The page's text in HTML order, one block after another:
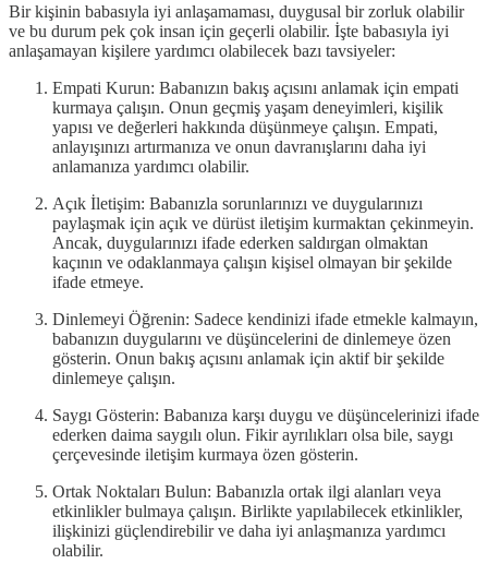
Bir kişinin babasıyla iyi anlaşamaması, duygusal bir zorluk olabilir
ve bu durum pek çok insan için geçerli olabilir. İşte babasıyla iyi
anlaşamayan kişilere yardımcı olabilecek bazı tavsiyeler:
Empati Kurun: Babanızın bakış açısını anlamak için empati
kurmaya çalışın. Onun geçmiş yaşam deneyimleri, kişilik
yapısı ve değerleri hakkında düşünmeye çalışın. Empati,
anlayışınızı artırmanıza ve onun davranışlarını daha iyi
anlamanıza yardımcı olabilir.
Açık İletişim: Babanızla sorunlarınızı ve duygularınızı
paylaşmak için açık ve dürüst iletişim kurmaktan çekinmeyin.
Ancak, duygularınızı ifade ederken saldırgan olmaktan
kaçının ve odaklanmaya çalışın kişisel olmayan bir şekilde
ifade etmeye.
Dinlemeyi Öğrenin: Sadece kendinizi ifade etmekle kalmayın,
babanızın duygularını ve düşüncelerini de dinlemeye özen
gösterin. Onun bakış açısını anlamak için aktif bir şekilde
dinlemeye çalışın.
Saygı Gösterin: Babanıza karşı duygu ve düşüncelerinizi ifade
ederken daima saygılı olun. Fikir ayrılıkları olsa bile, saygı
çerçevesinde iletişim kurmaya özen gösterin.
Ortak Noktaları Bulun: Babanızla ortak ilgi alanları veya
etkinlikler bulmaya çalışın. Birlikte yapılabilecek etkinlikler,
ilişkinizi güçlendirebilir ve daha iyi anlaşmanıza yardımcı
olabilir.